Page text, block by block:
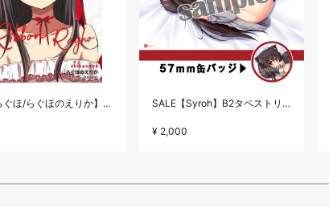
◎【らぐほ/らぐほのえりか】リボン SALE【Syroh】B2タペストリーセット・ニャンモナイト(黒)
¥ 2,000